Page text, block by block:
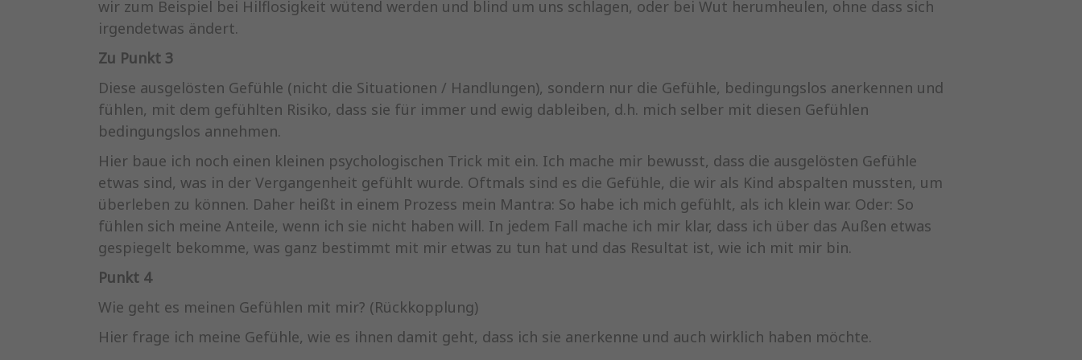
wir zum Beispiel bei Hilflosigkeit wütend werden und blind um uns schlagen, oder bei Wut herumheulen, ohne dass sich
irgendetwas ändert.
Zu Punkt 3
Diese ausgelösten Gefühle (nicht die Situationen / Handlungen), sondern nur die Gefühle, bedingungslos anerkennen und
fühlen, mit dem gefühlten Risiko, dass sie für immer und ewig dableiben, d.h. mich selber mit diesen Gefühlen
bedingungslos annehmen.
Hier baue ich noch einen kleinen psychologischen Trick mit ein. Ich mache mir bewusst, dass die ausgelösten Gefühle
etwas sind, was in der Vergangenheit gefühlt wurde. Oftmals sind es die Gefühle, die wir als Kind abspalten mussten, um
überleben zu können. Daher heißt in einem Prozess mein Mantra: So habe ich mich gefühlt, als ich klein war. Oder: So
fühlen sich meine Anteile, wenn ich sie nicht haben will. In jedem Fall mache ich mir klar, dass ich über das Außen etwas
gespiegelt bekomme, was ganz bestimmt mit mir etwas zu tun hat und das Resultat ist, wie ich mit mir bin.
Punkt 4
Wie geht es meinen Gefühlen mit mir? (Rückkopplung)
Hier frage ich meine Gefühle, wie es ihnen damit geht, dass ich sie anerkenne und auch wirklich haben möchte.